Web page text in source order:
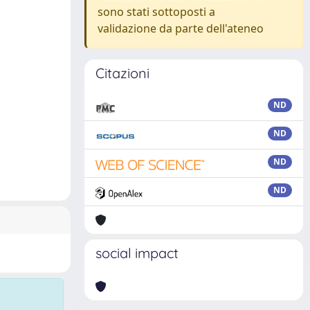
sono stati sottoposti a
validazione da parte dell'ateneo
Citazioni
ND
ND
ND
ND
social impact